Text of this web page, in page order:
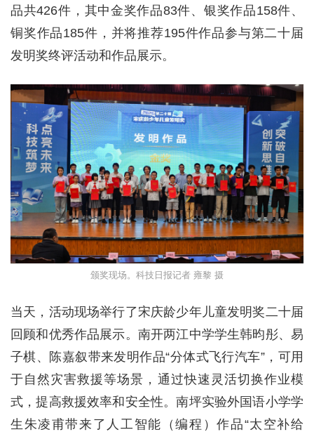
品共426件，其中金奖作品83件、银奖作品158件、
铜奖作品185件，并将推荐195件作品参与第二十届
发明奖终评活动和作品展示。
颁奖现场。科技日报记者 雍黎 摄
当天，活动现场举行了宋庆龄少年儿童发明奖二十届
回顾和优秀作品展示。南开两江中学学生韩昀彤、易
子棋、陈嘉叙带来发明作品“分体式飞行汽车”，可用
于自然灾害救援等场景，通过快速灵活切换作业模
式，提高救援效率和安全性。南坪实验外国语小学学
生朱凌甫带来了人工智能（编程）作品“太空补给